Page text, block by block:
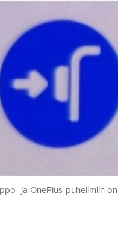
ja OnePlus-puhelimiin